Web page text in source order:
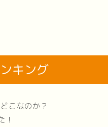
キング
こなのか？
！